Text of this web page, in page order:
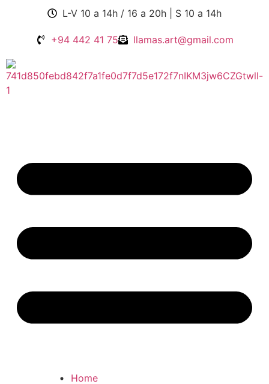
L-V 10 a 14h / 16 a 20h | S 10 a 14h
+94 442 41 75 llamas.art@gmail.com
Home